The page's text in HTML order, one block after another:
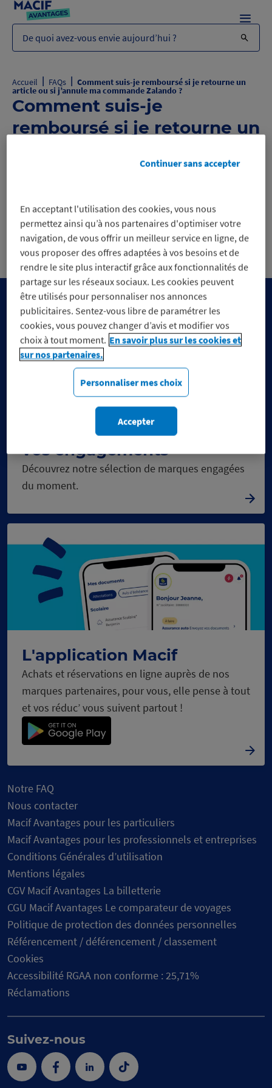
De quoi avez-vous envie aujourd’hui ?
Menu
Accueil | FAQs | Comment suis-je remboursé si je retourne un
article ou si j’annule ma commande Zalando ?
Comment suis-je
remboursé si je retourne un
commande Zalando ?
retourne un article ou si j’annule ma
commande Zalando ?
Réduisez vos dépenses, pas
vos engagements
Découvrez notre sélection de marques engagées
du moment.
L'application Macif
Achats et réservations en ligne auprès de nos
marques partenaires, pour vous, elle pense à tout
et vos réduc’ vous suivent partout !
Notre FAQ
Nous contacter
Macif Avantages pour les particuliers
Macif Avantages pour les professionnels et entreprises
Conditions Générales d’utilisation
Mentions légales
CGV Macif Avantages La billetterie
CGU Macif Avantages Le comparateur de voyages
Politique de protection des données personnelles
Référencement / déférencement / classement
Cookies
Accessibilité RGAA non conforme : 25,71%
Réclamations
Suivez-nous
YoutubeFacebookLinkedinTik
Tok
C
h
a
r
g
e
m
e
n
t
n
co
u
r
s
En acceptant l'utilisation des cookies, vous nous
permettez ainsi qu’à nos partenaires d'optimiser votre
navigation, de vous offrir un meilleur service en ligne, de
vous proposer des offres adaptées à vos besoins et de
rendre le site plus interactif grâce aux fonctionnalités de
partage sur les réseaux sociaux. Les cookies peuvent
être utilisés pour personnaliser nos annonces
publicitaires. Sentez-vous libre de paramétrer les
cookies, vous pouvez changer d’avis et modifier vos
choix à tout moment. En savoir plus sur les cookies et
sur nos partenaires.
Personnaliser mes choix
Continuer sans accepter
Accepter